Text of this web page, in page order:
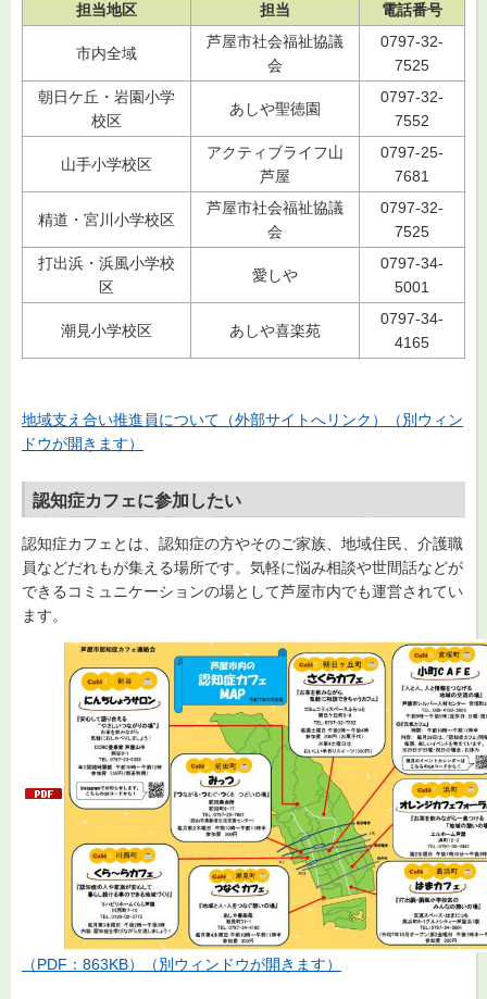
担当地区 担当 電話番号
市内全域
芦屋市社会福祉協議
会
0797-32-
7525
朝日ケ丘・岩園小学
校区
あしや聖徳園
0797-32-
7552
山手小学校区
アクティブライフ山
芦屋
0797-25-
7681
精道・宮川小学校区
芦屋市社会福祉協議
会
0797-32-
7525
打出浜・浜風小学校
区
愛しや
0797-34-
5001
潮見小学校区 あしや喜楽苑
0797-34-
4165
地域支え合い推進員について（外部サイトへリンク）（別ウィン
ドウが開きます）
認知症カフェに参加したい
認知症カフェとは、認知症の方やそのご家族、地域住民、介護職
員などだれもが集える場所です。気軽に悩み相談や世間話などが
できるコミュニケーションの場として芦屋市内でも運営されてい
ます。
（PDF：863KB）（別ウィンドウが開きます）